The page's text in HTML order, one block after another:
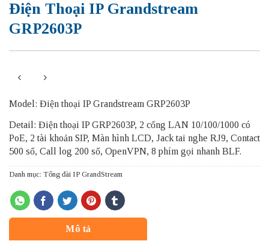
Điện Thoại IP Grandstream
GRP2603P
Model: Điện thoại IP Grandstream GRP2603P
Detail: Điện thoại IP GRP2603P, 2 cổng LAN 10/100/1000 có
PoE, 2 tài khoản SIP, Màn hình LCD, Jack tai nghe RJ9, Contact
500 số, Call log 200 số, OpenVPN, 8 phím gọi nhanh BLF.
Danh mục: Tổng đài IP GrandStream
Mô tả